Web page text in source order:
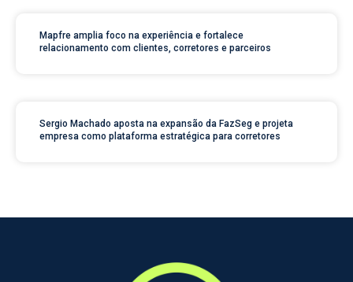
Mapfre amplia foco na experiência e fortalece
relacionamento com clientes, corretores e parceiros
Sergio Machado aposta na expansão da FazSeg e projeta
empresa como plataforma estratégica para corretores